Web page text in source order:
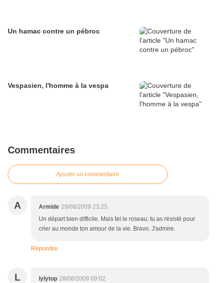
Un hamac contre un pébroc
Vespasien, l'homme à la vespa
Commentaires
Ajouter un commentaire
A Armide 29/08/2009 23:25
Un départ bien difficile. Mais tel le roseau, tu as résisté pour
crier au monde ton amour de la vie. Bravo. J'admire.
Répondre
L lylytop 28/08/2009 09:02